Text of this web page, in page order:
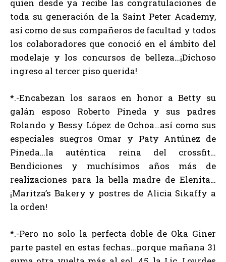
quien desde ya recibe las congratulaciones de
toda su generación de la Saint Peter Academy,
así como de sus compañeros de facultad y todos
los colaboradores que conoció en el ámbito del
modelaje y los concursos de belleza…¡Dichoso
ingreso al tercer piso querida!
*.-Encabezan los saraos en honor a Betty su
galán esposo Roberto Pineda y sus padres
Rolando y Bessy López de Ochoa…así como sus
especiales suegros Omar y Paty Antúnez de
Pineda…la auténtica reina del crossfit…
Bendiciones y muchísimos años más de
realizaciones para la bella madre de Elenita…
¡Maritza’s Bakery y postres de Alicia Sikaffy a
la orden!
*.-Pero no solo la perfecta doble de Oka Giner
parte pastel en estas fechas…porque mañana 31